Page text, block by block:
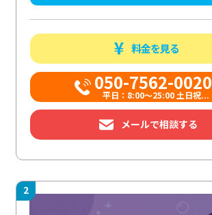
料金を見る
050-7562-0020
平日：8:00〜25:00 土日祝...
メールで相談する
2